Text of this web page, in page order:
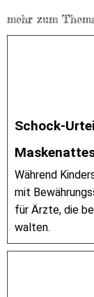
mehr zum
Schock-
Während
mit
für Ärzte, die
walten.